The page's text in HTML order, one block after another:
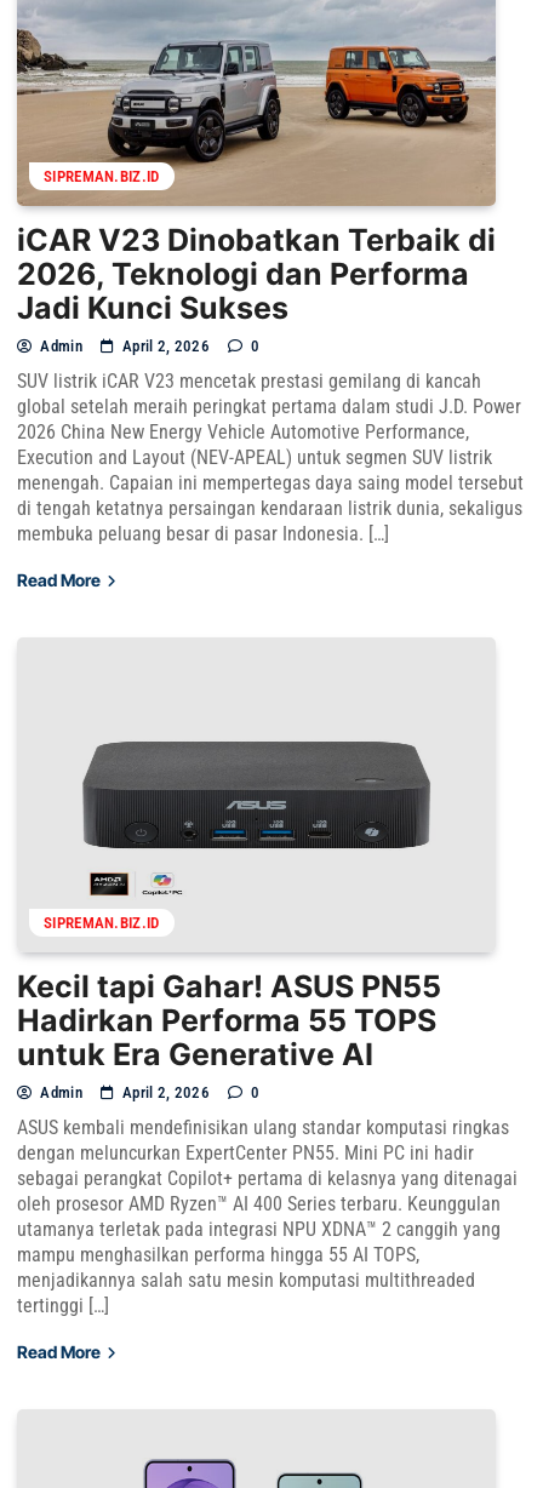
SIPREMAN.BIZ.ID
iCAR V23 Dinobatkan Terbaik di
2026, Teknologi dan Performa
Jadi Kunci Sukses
Admin April 2, 2026 0
SUV listrik iCAR V23 mencetak prestasi gemilang di kancah
global setelah meraih peringkat pertama dalam studi J.D. Power
2026 China New Energy Vehicle Automotive Performance,
Execution and Layout (NEV-APEAL) untuk segmen SUV listrik
menengah. Capaian ini mempertegas daya saing model tersebut
di tengah ketatnya persaingan kendaraan listrik dunia, sekaligus
membuka peluang besar di pasar Indonesia. […]
Read More
SIPREMAN.BIZ.ID
Kecil tapi Gahar! ASUS PN55
Hadirkan Performa 55 TOPS
untuk Era Generative AI
Admin April 2, 2026 0
ASUS kembali mendefinisikan ulang standar komputasi ringkas
dengan meluncurkan ExpertCenter PN55. Mini PC ini hadir
sebagai perangkat Copilot+ pertama di kelasnya yang ditenagai
oleh prosesor AMD Ryzen™ AI 400 Series terbaru. Keunggulan
utamanya terletak pada integrasi NPU XDNA™ 2 canggih yang
mampu menghasilkan performa hingga 55 AI TOPS,
menjadikannya salah satu mesin komputasi multithreaded
tertinggi […]
Read More